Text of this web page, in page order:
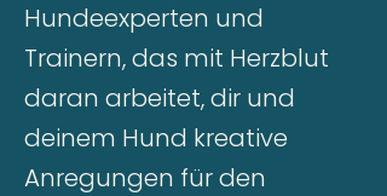
Hundeexperten und
Trainern, das mit Herzblut
daran arbeitet, dir und
deinem Hund kreative
Anregungen für den